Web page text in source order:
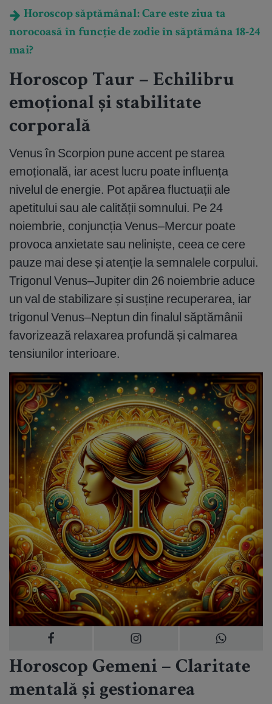
Horoscop săptămânal: Care este ziua ta
norocoasă în funcție de zodie în săptămâna 18-24
mai?
Horoscop Taur – Echilibru
emoțional și stabilitate
corporală
Venus în Scorpion pune accent pe starea
emoțională, iar acest lucru poate influența
nivelul de energie. Pot apărea fluctuații ale
apetitului sau ale calității somnului. Pe 24
noiembrie, conjuncția Venus–Mercur poate
provoca anxietate sau neliniște, ceea ce cere
pauze mai dese și atenție la semnalele corpului.
Trigonul Venus–Jupiter din 26 noiembrie aduce
un val de stabilizare și susține recuperarea, iar
trigonul Venus–Neptun din finalul săptămânii
favorizează relaxarea profundă și calmarea
tensiunilor interioare.
Horoscop Gemeni – Claritate
mentală și gestionarea